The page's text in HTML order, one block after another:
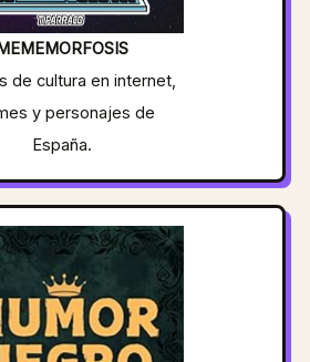
de cultura en internet,
y personajes de
España.